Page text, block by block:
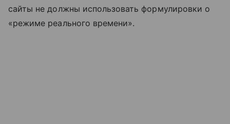
сайты не должны использовать формулировки о
«режиме реального времени».